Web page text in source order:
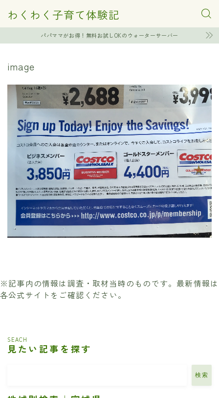
わくわく子育て体験記
パパママがお得！無料お試しOKのウォーターサーバー
image
※記事内の情報は調査・取材当時のものです。最新情報は
各公式サイトをご確認ください。
SEACH
見たい記事を探す
検索